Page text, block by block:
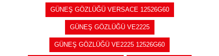
GÜNEŞ GÖZLÜĞÜ VERSACE 12526G60
GÜNEŞ GÖZLÜĞÜ VE2225
GÜNEŞ GÖZLÜĞÜ VE2225 12526G60